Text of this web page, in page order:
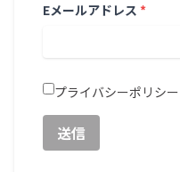
Eメールアドレス *
プライバシーポリシー
送信